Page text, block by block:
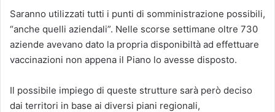
Saranno utilizzati tutti i punti di somministrazione possibili,
“anche quelli aziendali”. Nelle scorse settimane oltre 730
aziende avevano dato la propria disponibiltà ad effettuare
vaccinazioni non appena il Piano lo avesse disposto.
Il possibile impiego di queste strutture sarà però deciso
dai territori in base ai diversi piani regionali,